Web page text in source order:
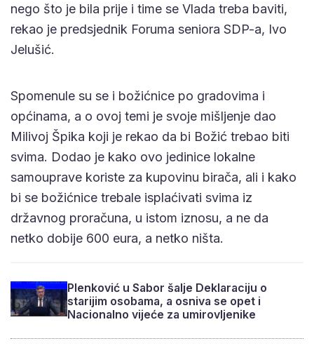
nego što je bila prije i time se Vlada treba baviti,
rekao je predsjednik Foruma seniora SDP-a, Ivo
Jelušić.
Spomenule su se i božićnice po gradovima i
općinama, a o ovoj temi je svoje mišljenje dao
Milivoj Špika koji je rekao da bi Božić trebao biti
svima. Dodao je kako ovo jedinice lokalne
samouprave koriste za kupovinu birača, ali i kako
bi se božićnice trebale isplaćivati svima iz
državnog proračuna, u istom iznosu, a ne da
netko dobije 600 eura, a netko ništa.
Plenković u Sabor šalje Deklaraciju o
starijim osobama, a osniva se opet i
Nacionalno vijeće za umirovljenike